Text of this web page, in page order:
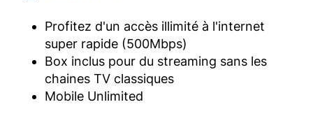
Profitez d'un accès illimité à l'internet
super rapide (500Mbps)
Box inclus pour du streaming sans les
chaines TV classiques
Mobile Unlimited